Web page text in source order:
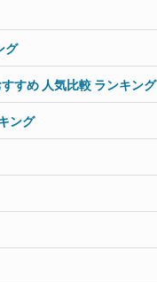
グ
すめ 人気比較 ランキング
ング